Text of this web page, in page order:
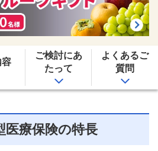
ご検討にあ
たって
よくあるご
質問
医療保険の特長